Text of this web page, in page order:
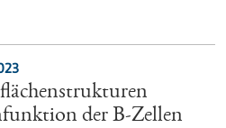
der B-Zellen